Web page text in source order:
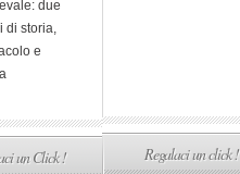
due
di storia,
e
un Click ! Regalaci un click !